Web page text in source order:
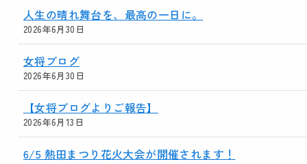
人生の晴れ舞台を、最高の一日に。
2026年6月30日
女将ブログ
2026年6月30日
【女将ブログよりご報告】
2026年6月13日
6/5 熱田まつり花火大会が開催されます！